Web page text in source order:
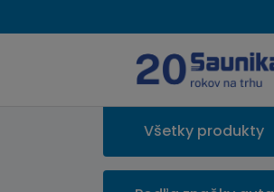
Všetky produkty